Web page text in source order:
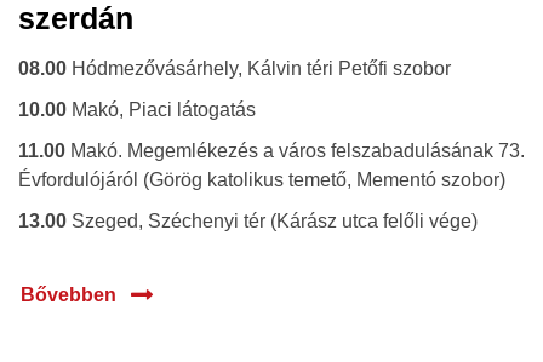
szerdán
08.00 Hódmezővásárhely, Kálvin téri Petőfi szobor
10.00 Makó, Piaci látogatás
11.00 Makó. Megemlékezés a város felszabadulásának 73.
Évfordulójáról (Görög katolikus temető, Mementó szobor)
13.00 Szeged, Széchenyi tér (Kárász utca felőli vége)
Bővebben